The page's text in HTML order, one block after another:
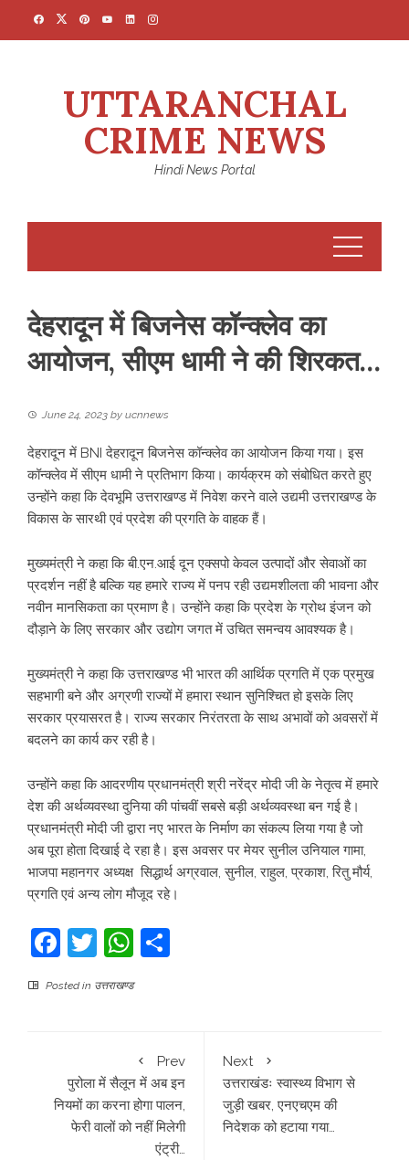
UTTARANCHAL
CRIME NEWS
Hindi News Portal
देहरादून में बिजनेस कॉन्क्लेव का
आयोजन, सीएम धामी ने की शिरकत…
June 24, 2023 by ucnnews
देहरादून में BNI देहरादून बिजनेस कॉन्क्लेव का आयोजन किया गया। इस
कॉन्क्लेव में सीएम धामी ने प्रतिभाग किया। कार्यक्रम को संबोधित करते हुए
उन्होंने कहा कि देवभूमि उत्तराखण्ड में निवेश करने वाले उद्यमी उत्तराखण्ड के
विकास के सारथी एवं प्रदेश की प्रगति के वाहक हैं।
मुख्यमंत्री ने कहा कि बी.एन.आई दून एक्सपो केवल उत्पादों और सेवाओं का
प्रदर्शन नहीं है बल्कि यह हमारे राज्य में पनप रही उद्यमशीलता की भावना और
नवीन मानसिकता का प्रमाण है। उन्होंने कहा कि प्रदेश के ग्रोथ इंजन को
दौड़ाने के लिए सरकार और उद्योग जगत में उचित समन्वय आवश्यक है।
मुख्यमंत्री ने कहा कि उत्तराखण्ड भी भारत की आर्थिक प्रगति में एक प्रमुख
सहभागी बने और अग्रणी राज्यों में हमारा स्थान सुनिश्चित हो इसके लिए
सरकार प्रयासरत है। राज्य सरकार निरंतरता के साथ अभावों को अवसरों में
बदलने का कार्य कर रही है।
उन्होंने कहा कि आदरणीय प्रधानमंत्री श्री नरेंद्र मोदी जी के नेतृत्व में हमारे
देश की अर्थव्यवस्था दुनिया की पांचवीं सबसे बड़ी अर्थव्यवस्था बन गई है।
प्रधानमंत्री मोदी जी द्वारा नए भारत के निर्माण का संकल्प लिया गया है जो
अब पूरा होता दिखाई दे रहा है। इस अवसर पर मेयर सुनील उनियाल गामा,
भाजपा महानगर अध्यक्ष सिद्धार्थ अग्रवाल, सुनील, राहुल, प्रकाश, रितु मौर्य,
प्रगति एवं अन्य लोग मौजूद रहे।
Facebook
TwitterWhatsApp
Posted in उत्तराखण्ड
Prev
पुरोला में सैलून में अब इन
नियमों का करना होगा पालन,
फेरी वालों को नहीं मिलेगी
एंट्री…
Next
उत्तराखंडः स्वास्थ्य विभाग से
जुड़ी खबर, एनएचएम की
निदेशक को हटाया गया…